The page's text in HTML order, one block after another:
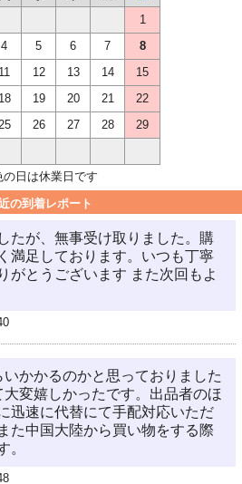
1
4 5 6 7
8
11 12 13 14
15
18 19 20 21
22
26 27 28
29
の日は休業日です
の到着レポート
たが、無事受け取りました。購
満足しております。いつも丁寧
がとうございます また次回もよ
かかるのかと思っておりました
変嬉しかったです。出品者のほ
迅速に代替にて手配対応いただ
た中国大陸から買い物をする際
。